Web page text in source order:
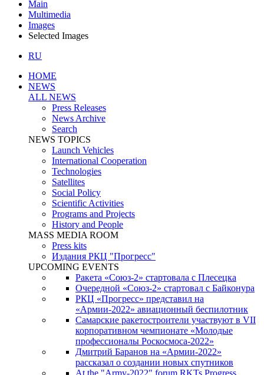
Main
Multimedia
Images
Selected Images
RU
HOME
NEWS
ALL NEWS
Press Releases
News Archive
Search
NEWS TOPICS
Launch Vehicles
International Cooperation
Technologies
Satellites
Social Policy
Scientific Activities
Programs and Projects
History and People
MASS MEDIA ROOM
Press kits
Издания РКЦ "Прогресс"
UPCOMING EVENTS
Ракета «Союз-2» стартовала с Плесецка
Очередной «Союз-2» стартовал с Байконура
РКЦ «Прогресс» представил на
«Армии-2022» авиационный беспилотник
Самарские ракетостроители участвуют в VII
корпоративном чемпионате «Молодые
профессионалы Роскосмоса-2022»
Дмитрий Баранов на «Армии-2022»
рассказал о создании новых спутников
At the "Army-2022" forum RKTs Progress